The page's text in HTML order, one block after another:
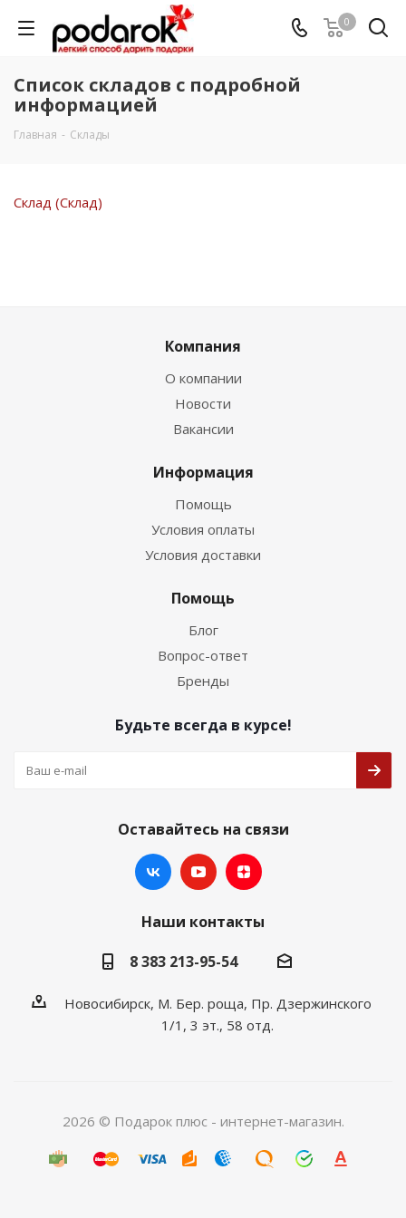
0
Список складов с подробной
информацией
Главная - Склады
Склад (Склад)
Компания
О компании
Новости
Вакансии
Информация
Помощь
Условия оплаты
Условия доставки
Помощь
Блог
Вопрос-ответ
Бренды
Будьте всегда в курсе!
Оставайтесь на связи
Наши контакты
8 383 213-95-54
Новосибирск, М. Бер. роща, Пр. Дзержинского
1/1, 3 эт., 58 отд.
2026 © Подарок плюс - интернет-магазин.